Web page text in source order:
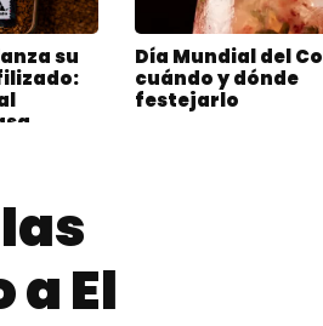
su
Día Mundial del
cuándo y dónde
festejarlo
El